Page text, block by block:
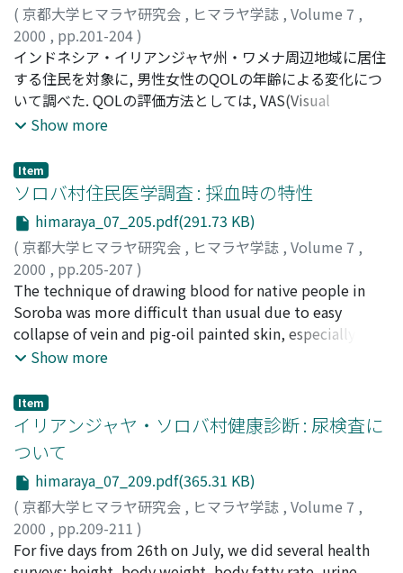
( 京都大学ヒマラヤ研究会 , ヒマラヤ学誌 , Volume 7 ,
2000 , pp.201-204)
丸内, ひろ美; 藤倉, 由紀;上野, 剛; 松林, 公蔵;瀬口, 春道;
Maruuchi, Hiromi;Fujikura, Yuki;Ueno, Tsuyoshi;
Matsubayashi, Kozo;Seguchi, Harumichi;マルウチ, ヒロ
ミ ;フジクラ, ユキ
インドネシア・イリアンジャヤ州・ワメナ周辺地域に居住
する住民を対象に, 男性女性のQOLの年齢による変化につ
いて調べた. QOLの評価方法としては, VAS(Visual
Analogue Scale)を用いた. その結果, 主観的健康度(VAS-
く, 加齢による変化は少ないといえる. 主観的幸福度(VAS-
happy)については, 女性で弱い相関関係が見られ, 男性に
ついては見られなかった. 加齢による変化は少ないといえ
る. 主観的経済度(VAS-econmy)については, 男性では年齢
とともに上昇する傾向が見られた. その原因の1つとして年
をおうごとに男性では財産が蓄積することが考えられた.
一方, 女性については, 20代をピークに年齢とともに下が
っていく傾向が見られた. その原因に一夫多妻制の文化の
影響があるのではないかと考えられた.
Show more
Item
ソロバ村住民医学調査 : 採血時の特性
himaraya_07_205.pdf(291.73 KB)
( 京都大学ヒマラヤ研究会 , ヒマラヤ学誌 , Volume 7 ,
2000 , pp.205-207 )
小松, 真由三;松林, 公蔵;瀬口, 春道;Komatsu, Mayumi
Matsubayashi, Kozo;Seguchi, Harumichi; コマツ, マユ
ミ;マツバヤシ, コウゾウ;セグチ, ハルミチ
The technique of drawing blood for native people in
Soroba was more difficult than usual due to easy
collapse of vein and pig-oil painted skin, especially in
naked men with only penis case. The reason for easy-
hyponutrition and chronic dehydration in the native
soroba people related with their daily life style. They
were always naked except penis case in men and waist
cape in women resulting in chronic dehydration. They
painted pig oil on their whole skin and seldom washed
their body. Their daily foods were mainly potatoes and
rarely vegetables and pig flesh with little water. Their
lifestyle and related biological condition is supposed
Show more
Item
イリアンジャヤ・ソロバ村健康診断 : 尿検査に
ついて
himaraya_07_209.pdf(365.31 KB)
( 京都大学ヒマラヤ研究会 , ヒマラヤ学誌 , Volume 7 ,
2000 , pp.209-211 )
千々松, 郁枝; 中田, 楊子;ガルシア, エヴァ;Chijimatsu,
For five days from 26th on July, we did several health